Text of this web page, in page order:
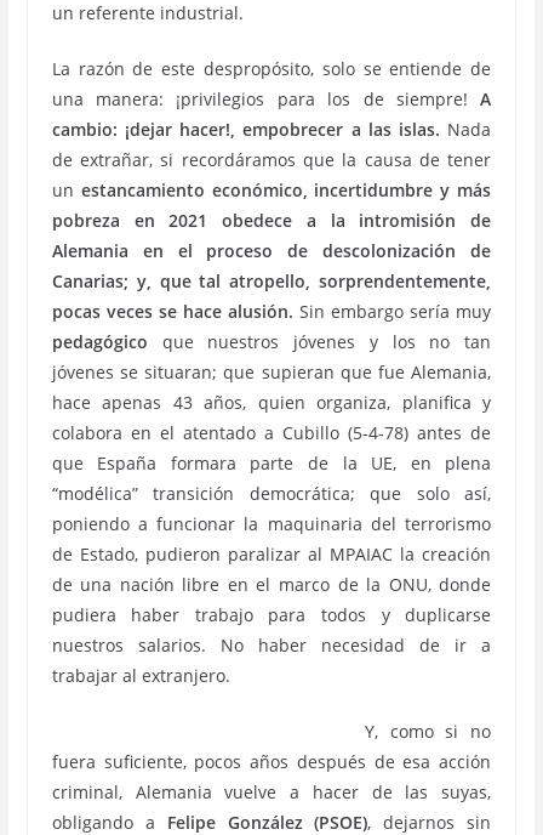
un referente industrial.
La razón de este despropósito, solo se entiende de
una manera: ¡privilegios para los de siempre!A
cambio: ¡dejar hacer!, empobrecer a las islas. Nada
de extrañar, si recordáramos que la causa de tener
un estancamiento económico, incertidumbre y más
pobreza en 2021 obedece a la intromisión de
Alemania en el proceso de descolonización de
Canarias; y, que tal atropello, sorprendentemente,
pocas veces se hace alusión. Sin embargo sería muy
pedagógico que nuestros jóvenes y los no tan
jóvenes se situaran; que supieran que fue Alemania,
hace apenas 43 años, quien organiza, planifica y
colabora en el atentado a Cubillo (5-4-78) antes de
que España formara parte de la UE, en plena
“modélica” transición democrática; que solo así,
poniendo a funcionar la maquinaria del terrorismo
de Estado, pudieron paralizar al MPAIAC la creación
de una nación libre en el marco de la ONU, donde
pudiera haber trabajo para todos y duplicarse
nuestros salarios. No haber necesidad de ir a
trabajar al extranjero.
Y, como si no
fuera suficiente, pocos años después de esa acción
criminal, Alemania vuelve a hacer de las suyas,
obligando a Felipe González (PSOE), dejarnos sin